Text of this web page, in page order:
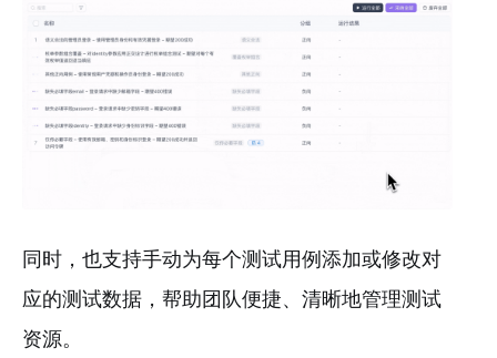
同时，也支持手动为每个测试用例添加或修改对
应的测试数据，帮助团队便捷、清晰地管理测试
资源。